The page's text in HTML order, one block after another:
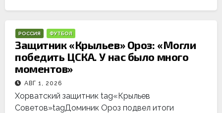
РОССИЯ ФУТБОЛ
Защитник «Крыльев» Ороз: «Могли
победить ЦСКА. У нас было много
моментов»
АВГ 1, 2026
Хорватский защитник tag«Крыльев
Советов»tagДоминик Ороз подвел итоги